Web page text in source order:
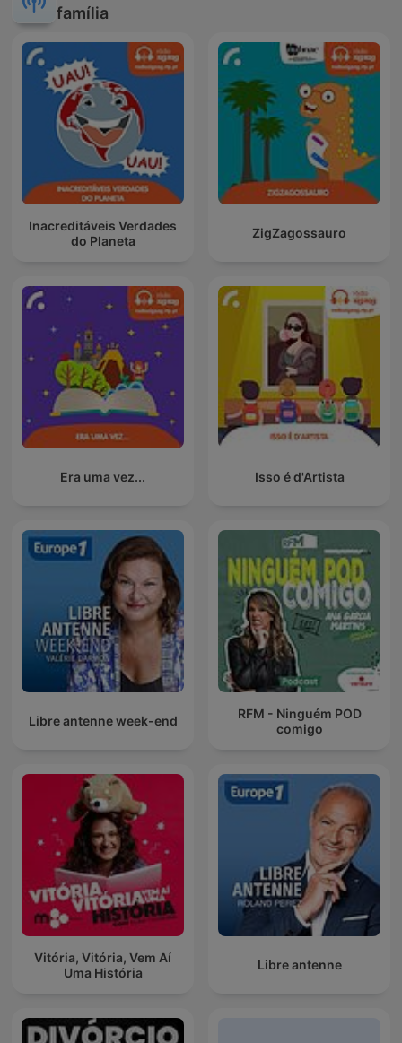
família
Inacreditáveis Verdades
do Planeta
ZigZagossauro
Era uma vez... Isso é d'Artista
Libre antenne week-end
RFM - Ninguém POD
comigo
Vitória, Vitória, Vem Aí
Uma História
Libre antenne